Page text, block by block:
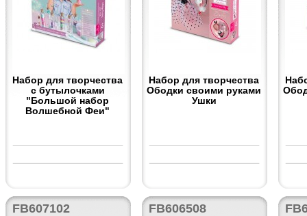
Набор для творчества
с бутылочками
"Большой набор
Волшебной Феи"
Набор для творчества
Ободки своими руками
Ушки
FB607102 FB606508